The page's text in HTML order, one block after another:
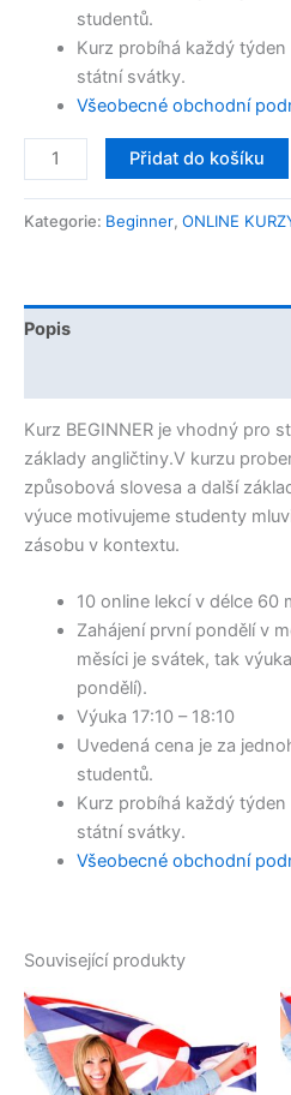
studentů.
Kurz probíhá každý
státní svátky.​
Všeobecné obchodní
Přidat do košíku
Kategorie: Beginner, ONLINE
Popis
Kurz BEGINNER je vhodný pro
základy angličtiny.V kurzu
způsobová slovesa a další
výuce motivujeme studenty
zásobu v kontextu.​
10 online lekcí v délce 60
Zahájení první pondělí v
měsíci je svátek, tak
pondělí).
Výuka 17:10 – 18:10
Uvedená cena je za
studentů.
Kurz probíhá každý
státní svátky.​
Všeobecné obchodní
Související produkty